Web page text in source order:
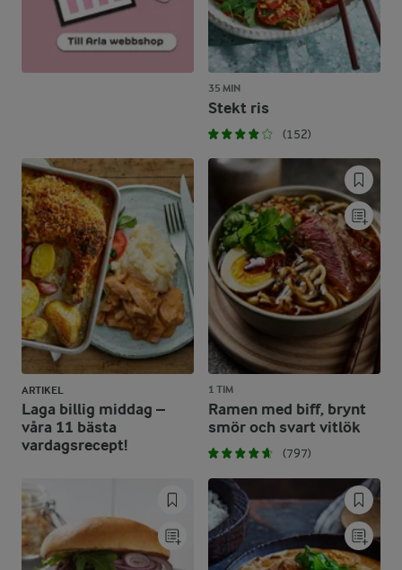
35 MIN
Stekt ris
(152)
ARTIKEL
Laga billig middag –
våra 11 bästa
vardagsrecept!
1 TIM
Ramen med biff, brynt
smör och svart vitlök
(797)